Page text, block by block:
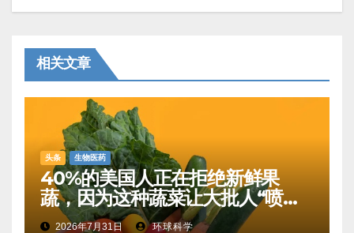
相关文章
头条 生物医药
40%的美国人正在拒绝新鲜果
蔬，因为这种蔬菜让大批人“喷射
性腹泻”
2026年7月31日 环球科学